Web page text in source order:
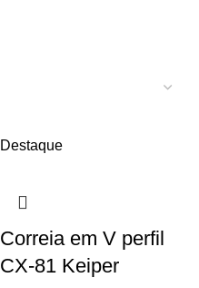
Destaque
Correia em V perfil
CX-81 Keiper